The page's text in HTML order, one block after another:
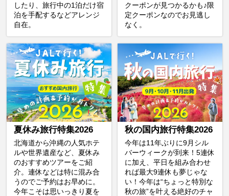
したり、旅行中の1泊だけ宿
泊を手配するなどアレンジ
自在。
クーポンが見つかるかも♪限
定クーポンなのでお見逃し
なく。
夏休み旅行特集2026
北海道から沖縄の人気ホテ
ルや世界遺産など、夏休み
のおすすめツアーをご紹
介。連休などは特に混み合
うのでご予約はお早めに。
今年こそは思いっきり夏を
秋の国内旅行特集2026
今年は11年ぶりに9月シル
バーウィークが到来！5連休
に加え、平日を組み合わせ
れば最大9連休も夢じゃな
い！今年は“ちょっと特別な
秋の旅”を叶える絶好のチャ